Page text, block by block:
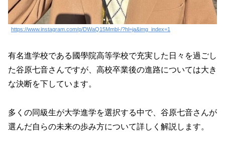
https://www.instagram.com/p/DWaQ15Mmbl-/?hl=ja&img_index=1
有名進学校である國學院高等学校で充実した日々を過ごし
た谷原七音さんですが、高校卒業後の進路については大き
な決断を下しています。
多くの同級生が大学進学を選択する中で、谷原七音さんが
選んだ自らの未来の歩み方について詳しく解説します。